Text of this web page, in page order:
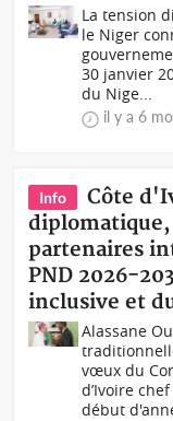
La tension
le Niger
30 janvier
du Nige...
il y a 6
Info
Côte
partenaires
PND 2026-
inclusive et
Alassane
vœux du
d’Ivoire
début